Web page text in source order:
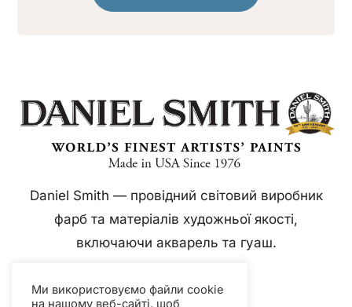
Daniel Smith — провідний світовий виробник
фарб та матеріалів художньої якості,
включаючи акварель та гуаш.
Ми використовуємо файли cookie
на нашому веб-сайті, щоб